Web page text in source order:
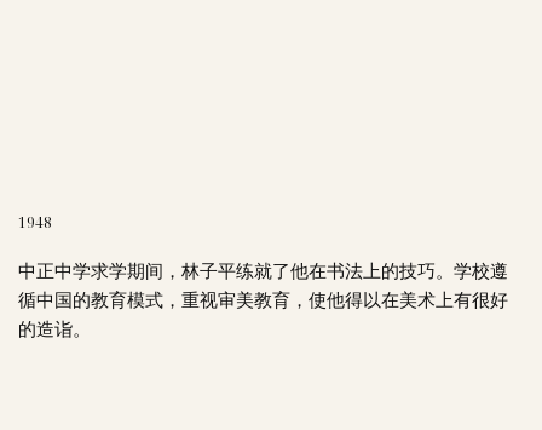
1948
中正中学求学期间，林子平练就了他在书法上的技巧。学校遵
循中国的教育模式，重视审美教育，使他得以在美术上有很好
的造诣。